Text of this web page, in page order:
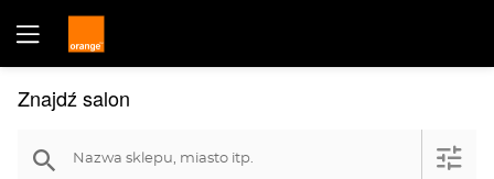
Znajdź salon
search Nazwa sklepu, miasto itp. filter